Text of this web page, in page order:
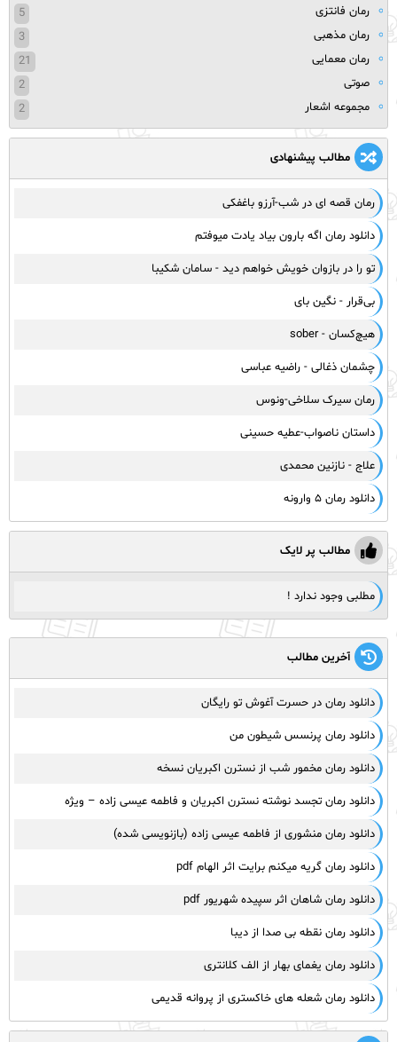
رمان فانتزی
5
رمان مذهبی
3
رمان معمایی
21
صوتی
2
مجموعه اشعار
2
مطالب پیشنهادی
رمان قصه ای در شب-آرزو باغفکی
دانلود رمان اگه بارون بیاد یادت میوفتم
تو را در بازوان خویش خواهم دید - سامان شکیبا
بی‌قرار - نگین بای
هیچ‌کسان - sober
چشمان ذغالی - راضیه عباسی
رمان سیرک سلاخی-ونوس
داستان ناصواب-عطیه حسینی
علاج - نازنین محمدی
دانلود رمان ۵ وارونه
مطالب پر لایک
مطلبی وجود ندارد !
آخرین مطالب
دانلود رمان در حسرت آغوش تو رایگان
دانلود رمان پرنسس شیطون من
دانلود رمان مخمور شب از نسترن اکبریان نسخه
دانلود رمان تجسد نوشته نسترن اکبریان و فاطمه عیسی زاده – ویژه
دانلود رمان منشوری از فاطمه عیسی زاده (بازنویسی شده)
دانلود رمان گریه میکنم برایت اثر الهام pdf
دانلود رمان شاهان اثر سپیده شهریور pdf
دانلود رمان نقطه بی صدا از دیبا
دانلود رمان یغمای بهار از الف کلانتری
دانلود رمان شعله های خاکستری از پروانه قدیمی